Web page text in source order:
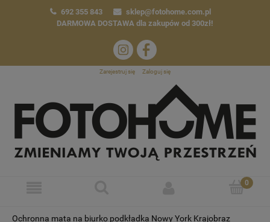
692 355 843
sklep@fotohome.com.pl
DARMOWA DOSTAWA dla zakupów od 300zł!
Zarejestruj się Zaloguj się
Ochronna mata na biurko podkładka Nowy York Krajobraz